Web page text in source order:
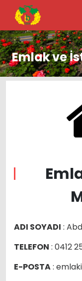
Emlak ve
ADI SOYADI :
TELEFON : 0412
E-POSTA: